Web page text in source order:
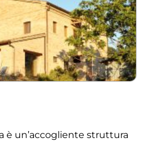
è un’accogliente struttura